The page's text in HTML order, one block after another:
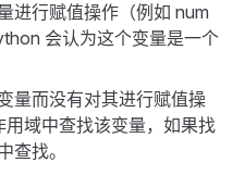
进行赋值操作（例如 num
会认为这个变量是一个
量而没有对其进行赋值操
域中查找该变量，如果找
查找。